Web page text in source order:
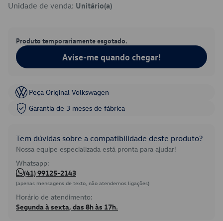
Unidade de venda: Unitário(a)
Produto temporariamente esgotado.
Avise-me quando chegar!
Peça Original Volkswagen
Garantia de 3 meses de fábrica
Tem dúvidas sobre a compatibilidade deste produto?
Nossa equipe especializada está pronta para ajudar!
Whatsapp:
(41) 99125-2143
(apenas mensagens de texto, não atendemos ligações)
Horário de atendimento:
Segunda à sexta, das 8h às 17h.